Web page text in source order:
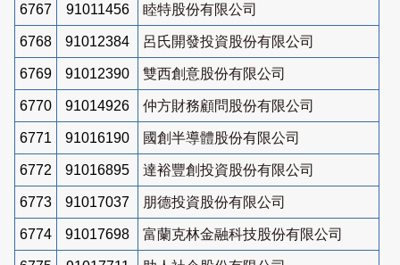
6767 91011456 睦特股份有限公司
6768 91012384 呂氏開發投資股份有限公司
6769 91012390 雙西創意股份有限公司
6770 91014926 仲方財務顧問股份有限公司
6771 91016190 國創半導體股份有限公司
6772 91016895 達裕豐創投資股份有限公司
6773 91017037 朋德投資股份有限公司
6774 91017698 富蘭克林金融科技股份有限公司